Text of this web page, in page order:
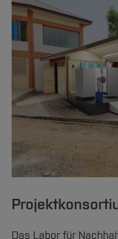
Das Labor für